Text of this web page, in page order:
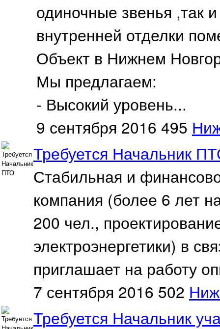
одиночные звенья ,так
внутренней отделки
Объект в Нижнем
Мы предлагаем:
- Высокий уровень...
9 сентября 2016 495
Требуется Начальник
Стабильная и
компания (более 6 лет
200 чел.,
электроэнергетики) в
приглашает на работу
7 сентября 2016 502
Требуется Начальник